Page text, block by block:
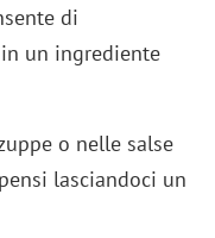
di
un ingrediente
o nelle salse
lasciandoci un